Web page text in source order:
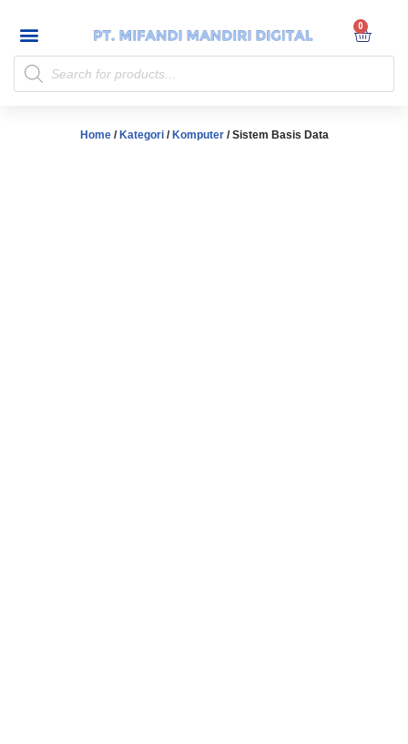
content
Home/ Kategori/ Komputer/ Sistem Basis Data